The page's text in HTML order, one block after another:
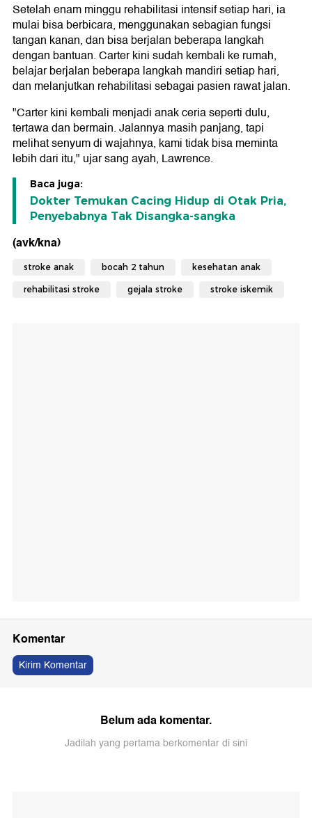
Setelah enam minggu rehabilitasi intensif setiap hari, ia
mulai bisa berbicara, menggunakan sebagian fungsi
tangan kanan, dan bisa berjalan beberapa langkah
dengan bantuan. Carter kini sudah kembali ke rumah,
belajar berjalan beberapa langkah mandiri setiap hari,
dan melanjutkan rehabilitasi sebagai pasien rawat jalan.
"Carter kini kembali menjadi anak ceria seperti dulu,
tertawa dan bermain. Jalannya masih panjang, tapi
melihat senyum di wajahnya, kami tidak bisa meminta
lebih dari itu," ujar sang ayah, Lawrence.
Baca juga:
Dokter Temukan Cacing Hidup di Otak Pria,
Penyebabnya Tak Disangka-sangka
(avk/kna)
stroke anak bocah 2 tahun kesehatan anak
rehabilitasi stroke gejala stroke stroke iskemik
Komentar
Kirim Komentar
Belum ada komentar.
Jadilah yang pertama berkomentar di sini